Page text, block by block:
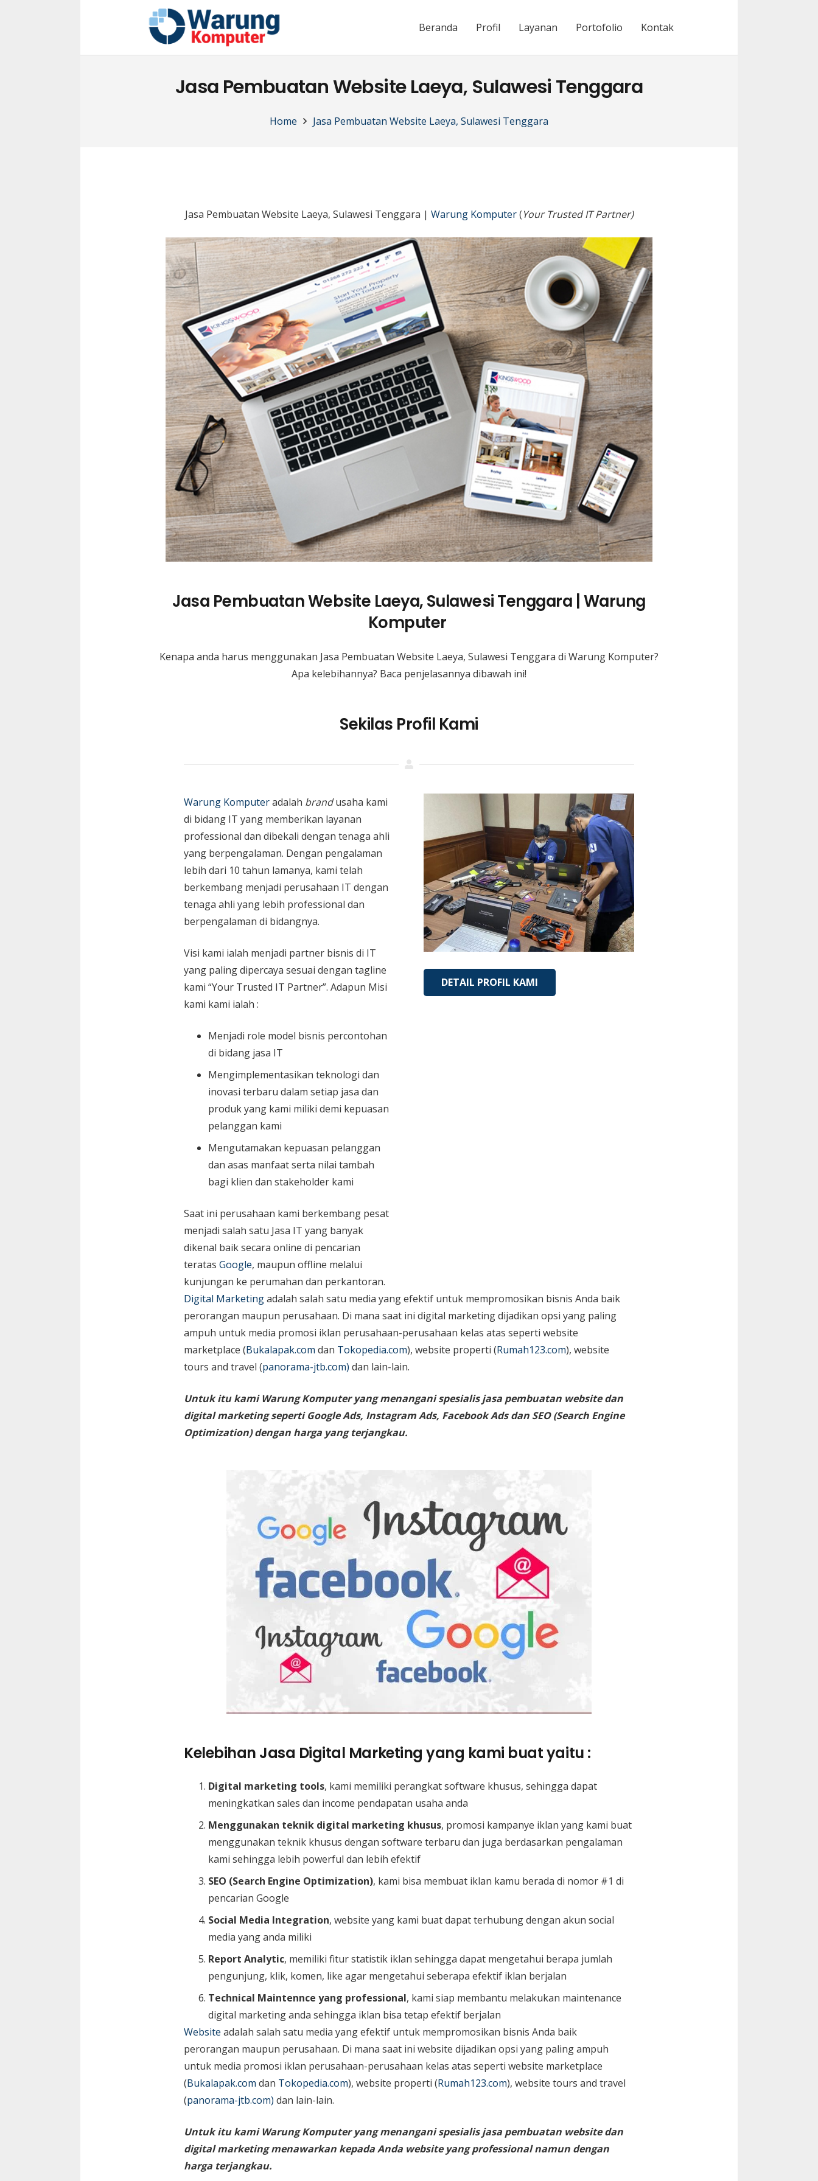
Beranda Profil Layanan Portofolio Kontak
Jasa Pembuatan Website Laeya, Sulawesi Tenggara
Home Jasa Pembuatan Website Laeya, Sulawesi Tenggara
Jasa Pembuatan Website Laeya, Sulawesi Tenggara | Warung Komputer(Your Trusted IT Partner)
Jasa Pembuatan Website Laeya, Sulawesi Tenggara | Warung
Komputer
Kenapa anda harus menggunakan Jasa Pembuatan Website Laeya, Sulawesi Tenggara di Warung Komputer?
Apa kelebihannya? Baca penjelasannya dibawah ini!
Sekilas Profil Kami
Warung Komputeradalah brandusaha kami
di bidang IT yang memberikan layanan
professional dan dibekali dengan tenaga ahli
yang berpengalaman. Dengan pengalaman
lebih dari 10 tahun lamanya, kami telah
berkembang menjadi perusahaan IT dengan
tenaga ahli yang lebih professional dan
berpengalaman di bidangnya.
Visi kami ialah menjadi partner bisnis di IT
yang paling dipercaya sesuai dengan tagline
kami “Your Trusted IT Partner”. Adapun Misi
kami kami ialah :
Menjadi role model bisnis percontohan
di bidang jasa IT
Mengimplementasikan teknologi dan
inovasi terbaru dalam setiap jasa dan
produk yang kami miliki demi kepuasan
pelanggan kami
Mengutamakan kepuasan pelanggan
dan asas manfaat serta nilai tambah
bagi klien dan stakeholder kami
Saat ini perusahaan kami berkembang pesat
menjadi salah satu Jasa IT yang banyak
dikenal baik secara online di pencarian
teratas Google, maupun offline melalui
kunjungan ke perumahan dan perkantoran.
DETAIL PROFIL KAMI
Digital Marketingadalah salah satu media yang efektif untuk mempromosikan bisnis Anda baik
perorangan maupun perusahaan. Di mana saat ini digital marketing dijadikan opsi yang paling
ampuh untuk media promosi iklan perusahaan-perusahaan kelas atas seperti website
marketplace (Bukalapak.com dan Tokopedia.com), website properti (Rumah123.com), website
tours and travel (panorama-jtb.com) dan lain-lain.
Untuk itu kami Warung Komputer yang menangani spesialis jasa pembuatan website dan
digital marketing seperti Google Ads, Instagram Ads, Facebook Ads dan SEO (Search Engine
Optimization) dengan harga yang terjangkau.
Kelebihan Jasa Digital Marketing yang kami buat yaitu :
Digital marketing tools, kami memiliki perangkat software khusus, sehingga dapat
meningkatkan sales dan income pendapatan usaha anda
Menggunakan teknik digital marketing khusus, promosi kampanye iklan yang kami buat
menggunakan teknik khusus dengan software terbaru dan juga berdasarkan pengalaman
kami sehingga lebih powerful dan lebih efektif
SEO (Search Engine Optimization), kami bisa membuat iklan kamu berada di nomor #1 di
pencarian Google
Social Media Integration, website yang kami buat dapat terhubung dengan akun social
media yang anda miliki
Report Analytic, memiliki fitur statistik iklan sehingga dapat mengetahui berapa jumlah
pengunjung, klik, komen, like agar mengetahui seberapa efektif iklan berjalan
Technical Maintennce yang professional, kami siap membantu melakukan maintenance
digital marketing anda sehingga iklan bisa tetap efektif berjalan
Website adalah salah satu media yang efektif untuk mempromosikan bisnis Anda baik
perorangan maupun perusahaan. Di mana saat ini website dijadikan opsi yang paling ampuh
untuk media promosi iklan perusahaan-perusahaan kelas atas seperti website marketplace
(Bukalapak.com dan Tokopedia.com), website properti (Rumah123.com), website tours and travel
(panorama-jtb.com) dan lain-lain.
Untuk itu kami Warung Komputer yang menangani spesialis jasa pembuatan website dan
digital marketing menawarkan kepada Anda website yang professional namun dengan
harga terjangkau.